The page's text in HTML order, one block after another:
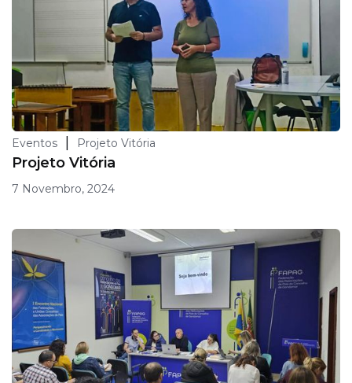
Eventos Projeto Vitória
Projeto Vitória
7 Novembro, 2024